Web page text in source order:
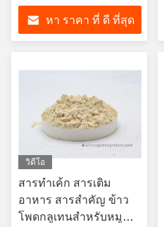
สปาเกตติ
หา ราคา ที่ ดี ที่สุด
วิดีโอ
สารทําเค้ก สารเติม
อาหาร สารสําคัญ ข้าว
โพดกลูเทนสําหรับหมู